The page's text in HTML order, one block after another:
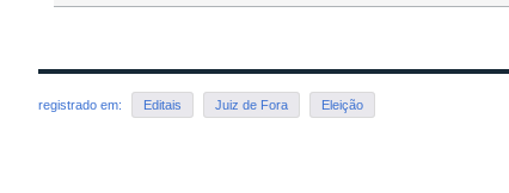
registrado em: Editais Juiz de Fora Eleição